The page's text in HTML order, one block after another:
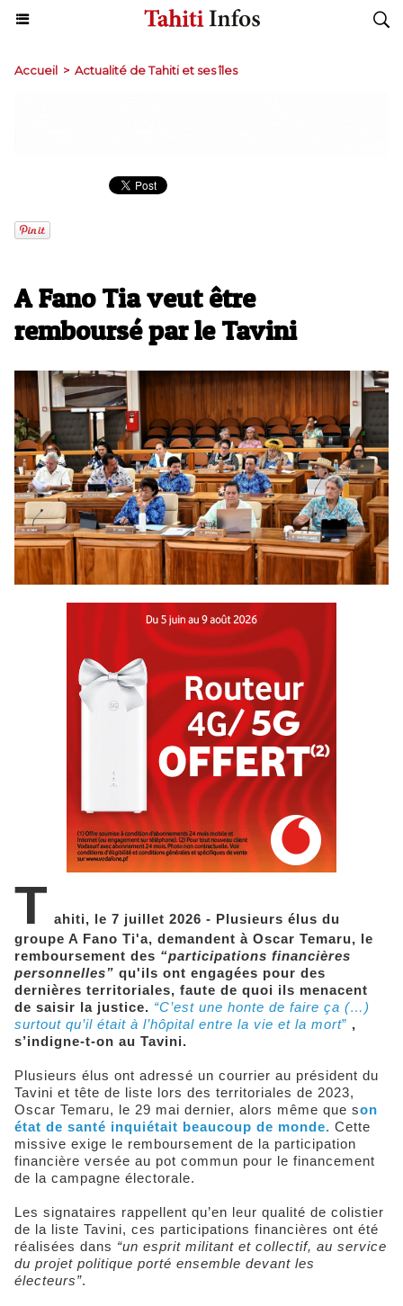
Accueil > Actualité de Tahiti et ses îles
A Fano Tia veut être
remboursé par le Tavini
T ahiti, le 7 juillet 2026 - Plusieurs élus du
groupe A Fano Ti'a, demandent à Oscar Temaru, le
remboursement des “participations financières
personnelles” qu'ils ont engagées pour des
dernières territoriales, faute de quoi ils menacent
de saisir la justice. “C’est une honte de faire ça (…)
surtout qu’il était à l’hôpital entre la vie et la mort” ,
s’indigne-t-on au Tavini.
Plusieurs élus ont adressé un courrier au président du
Tavini et tête de liste lors des territoriales de 2023,
Oscar Temaru, le 29 mai dernier, alors même que son
état de santé inquiétait beaucoup de monde. Cette
missive exige le remboursement de la participation
financière versée au pot commun pour le financement
de la campagne électorale.
Les signataires rappellent qu’en leur qualité de colistier
de la liste Tavini, ces participations financières ont été
réalisées dans “un esprit militant et collectif, au service
du projet politique porté ensemble devant les
électeurs”.